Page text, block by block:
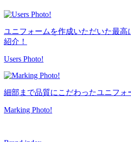
ユニフォームを作成いただいた最高
紹介！
Users Photo!
細部まで品質にこだわったユニフォ
Marking Photo!